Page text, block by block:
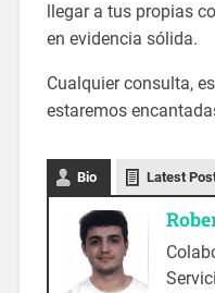
llegar a tus propias
en evidencia sólida.
Cualquier consulta,
estaremos
Bio Latest